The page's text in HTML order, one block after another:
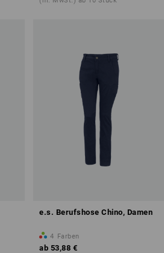
e.s. Berufshose Chino, Damen
4 Farben
ab 53,88 €